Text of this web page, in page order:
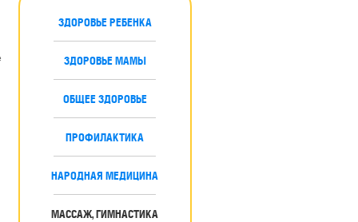
ЗДОРОВЬЕ РЕБЕНКА
ЗДОРОВЬЕ МАМЫ
ОБЩЕЕ ЗДОРОВЬЕ
ПРОФИЛАКТИКА
НАРОДНАЯ МЕДИЦИНА
МАССАЖ, ГИМНАСТИКА